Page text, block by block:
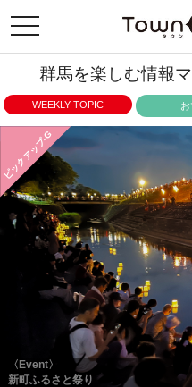
toggle
navigation
群馬を楽しむ情報
WEEKLY TOPIC
ピックアップ-G
〈Event〉
新町ふるさと祭り